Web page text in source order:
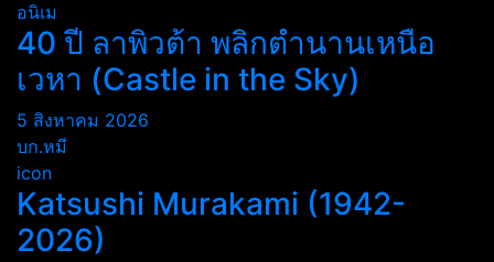
อนิเม
40 ปี ลาพิวต้า พลิกตำนานเหนือ
เวหา (Castle in the Sky)
5 สิงหาคม 2026
บก.หมี
icon
Katsushi Murakami (1942-
2026)